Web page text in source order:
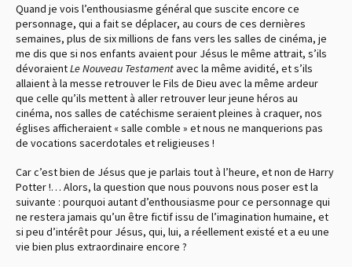
Quand je vois l’enthousiasme général que suscite encore ce
personnage, qui a fait se déplacer, au cours de ces dernières
semaines, plus de six millions de fans vers les salles de cinéma, je
me dis que si nos enfants avaient pour Jésus le même attrait, s’ils
dévoraientLeNouveau Testamentavec la même avidité, et s’ils
allaient à la messe retrouver le Fils de Dieu avec la même ardeur
que celle qu’ils mettent à aller retrouver leur jeune héros au
cinéma, nos salles de catéchisme seraient pleines à craquer, nos
églises afficheraient « salle comble » et nous ne manquerions pas
de vocations sacerdotales et religieuses !
Car c’est bien de Jésus que je parlais tout à l’heure, et non de Harry
Potter !… Alors, la question que nous pouvons nous poser est la
suivante : pourquoi autant d’enthousiasme pour ce personnage qui
ne restera jamais qu’un être fictif issu de l’imagination humaine, et
si peu d’intérêt pour Jésus, qui, lui, a réellement existé et a eu une
vie bien plus extraordinaire encore ?